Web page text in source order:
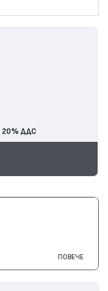
20% ДДС
ПОВЕЧЕ